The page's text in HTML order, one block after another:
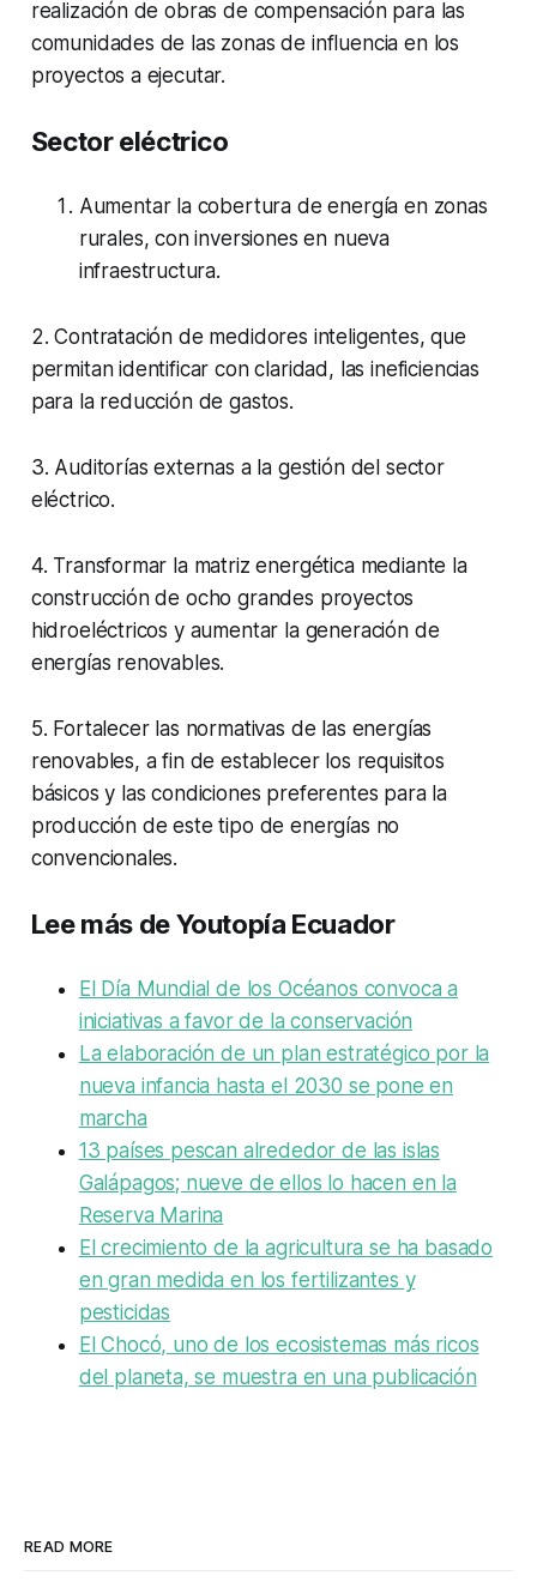
realización de obras de compensación para las
comunidades de las zonas de influencia en los
proyectos a ejecutar.
Sector eléctrico
Aumentar la cobertura de energía en zonas
rurales, con inversiones en nueva
infraestructura.
2. Contratación de medidores inteligentes, que
permitan identificar con claridad, las ineficiencias
para la reducción de gastos.
3. Auditorías externas a la gestión del sector
eléctrico.
4. Transformar la matriz energética mediante la
construcción de ocho grandes proyectos
hidroeléctricos y aumentar la generación de
energías renovables.
5. Fortalecer las normativas de las energías
renovables, a fin de establecer los requisitos
básicos y las condiciones preferentes para la
producción de este tipo de energías no
convencionales.
Lee más de Youtopía Ecuador
El Día Mundial de los Océanos convoca a
iniciativas a favor de la conservación
La elaboración de un plan estratégico por la
nueva infancia hasta el 2030 se pone en
marcha
13 países pescan alrededor de las islas
Galápagos; nueve de ellos lo hacen en la
Reserva Marina
El crecimiento de la agricultura se ha basado
en gran medida en los fertilizantes y
pesticidas
El Chocó, uno de los ecosistemas más ricos
del planeta, se muestra en una publicación
READ MORE